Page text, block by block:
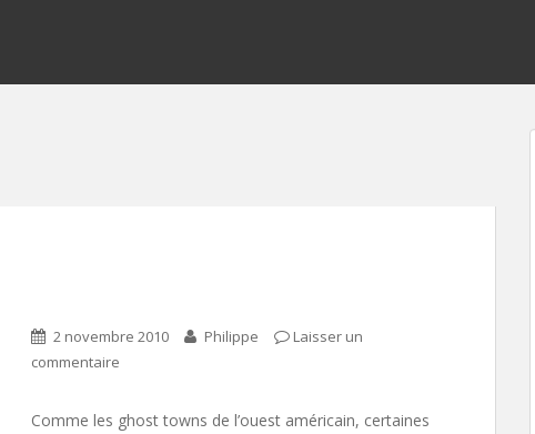
2 novembre 2010 Philippe
Laisser un
commentaire
Comme les ghost towns de l’ouest américain, certaines